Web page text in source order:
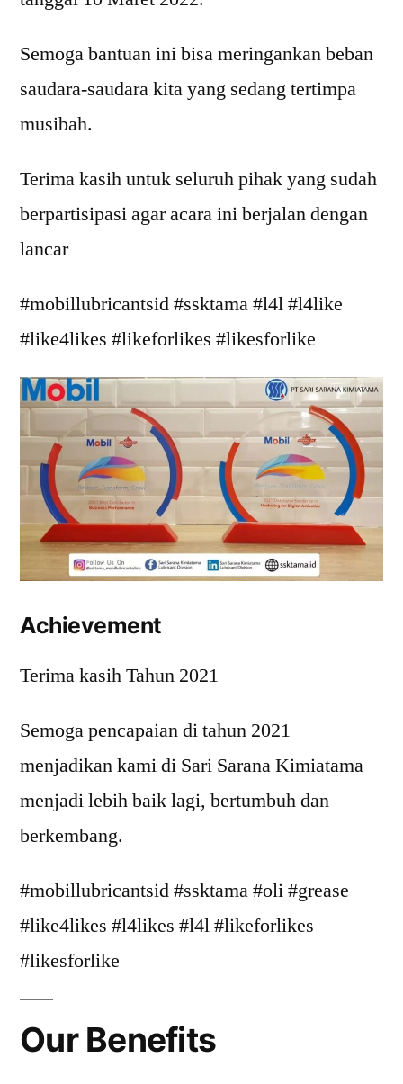
Semoga bantuan ini bisa meringankan beban
saudara-saudara kita yang sedang tertimpa
musibah.
Terima kasih untuk seluruh pihak yang sudah
berpartisipasi agar acara ini berjalan dengan
lancar
#mobillubricantsid #ssktama #l4l #l4like
#like4likes #likeforlikes #likesforlike
Achievement
Terima kasih Tahun 2021
Semoga pencapaian di tahun 2021
menjadikan kami di Sari Sarana Kimiatama
menjadi lebih baik lagi, bertumbuh dan
berkembang.
#mobillubricantsid #ssktama #oli #grease
#like4likes #l4likes #l4l #likeforlikes
#likesforlike
Our Benefits